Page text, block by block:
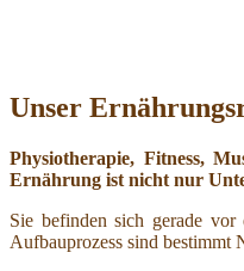
Unser
Physiotherapie, Fitness,
Ernährung ist nicht nur
Sie befinden sich gerade
Aufbauprozess sind bestimmt